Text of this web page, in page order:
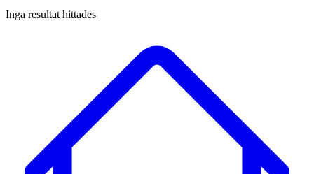
Inga resultat hittades